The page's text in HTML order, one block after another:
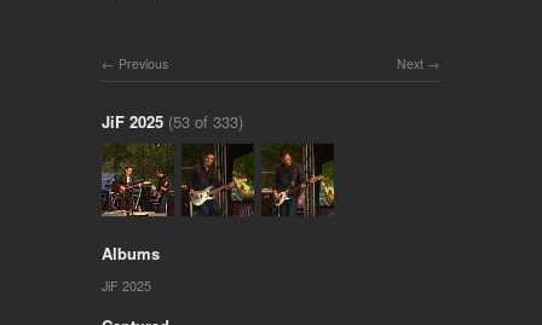
Next
Previous
JiF 2025 (53 of 333)
Albums
JiF 2025